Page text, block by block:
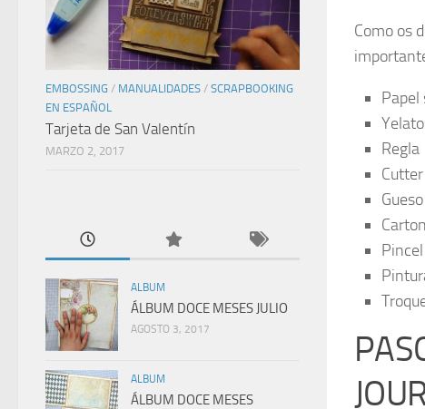
Como os
Papel
Regla
Cutter
Gueso
Carton
Pincel
EMBOSSING / MANUALIDADES / SCRAPBOOKING
EN ESPAÑOL
Tarjeta de San Valentín
MARZO 2, 2017
ALBUM
ÁLBUM DOCE MESES JULIO
AGOSTO 3, 2017
ALBUM
ÁLBUM DOCE MESES